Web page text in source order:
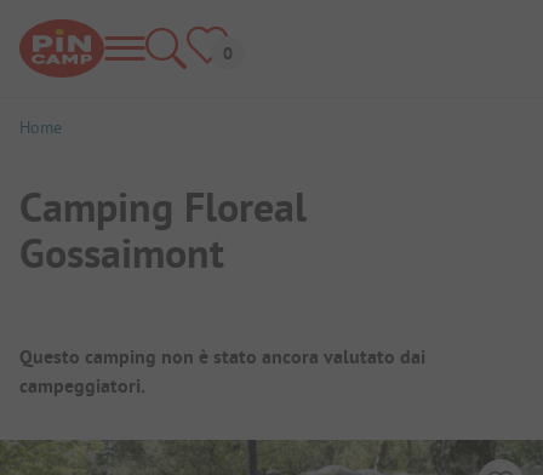
Home
Camping Floreal
Gossaimont
Panoramica del campeggio
Questo camping non è stato ancora valutato dai
campeggiatori.